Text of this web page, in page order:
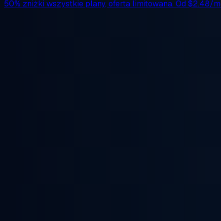
50% zniżki wszystkie plany, oferta limitowana. Od $2.48/